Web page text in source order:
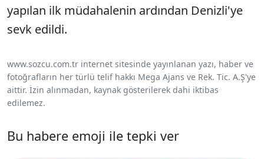
yapılan ilk müdahalenin ardından Denizli'ye
sevk edildi.​​​​​​​
www.sozcu.com.tr internet sitesinde yayınlanan yazı, haber ve
fotoğrafların her türlü telif hakkı Mega Ajans ve Rek. Tic. A.Ş'ye
aittir. İzin alınmadan, kaynak gösterilerek dahi iktibas
edilemez.
Bu habere emoji ile tepki ver